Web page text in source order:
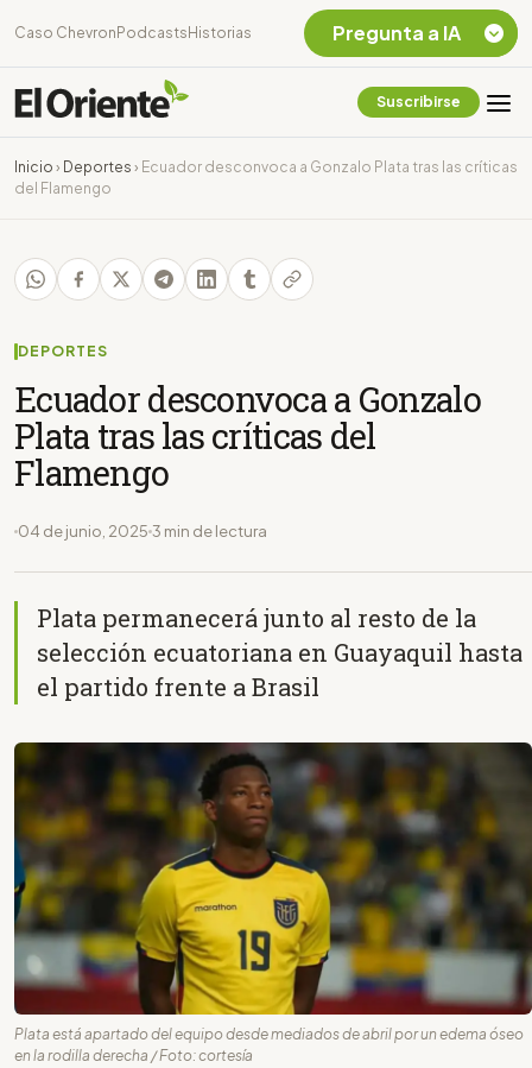
Caso Chevron Podcasts Historias
Suscribirse
Inicio › Deportes › Ecuador desconvoca a Gonzalo Plata tras las críticas
del Flamengo
DEPORTES
Ecuador desconvoca a Gonzalo
Plata tras las críticas del
Flamengo
04 de junio, 2025 3 min de lectura
Plata permanecerá junto al resto de la
selección ecuatoriana en Guayaquil hasta
el partido frente a Brasil
Plata está apartado del equipo desde mediados de abril por un edema óseo
en la rodilla derecha / Foto: cortesía
Pregunta a IA
Chevron Ecuador